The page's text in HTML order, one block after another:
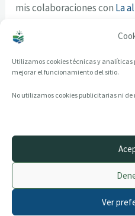
Utilizamos cookies técnicas y analíticas
mejorar el funcionamiento del sitio.
No utilizamos cookies publicitarias ni
Ver
mis colaboraciones con La
Por Alba Novoa
© 2014–2026
Política